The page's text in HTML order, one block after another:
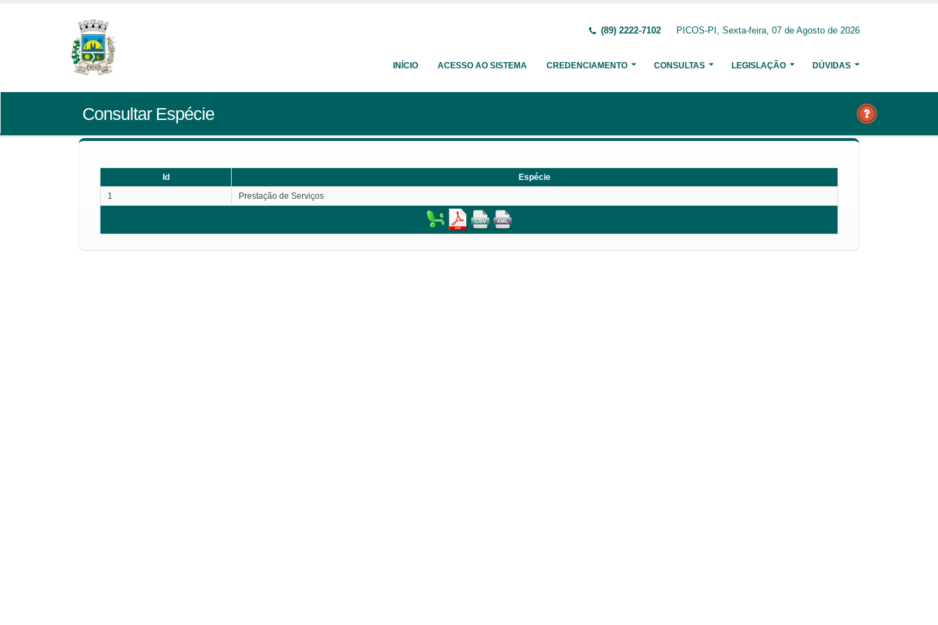
(89) 2222-7102 PICOS-PI, Sexta-feira, 07 de Agosto de 2026
INÍCIO ACESSO AO SISTEMA CREDENCIAMENTO CONSULTAS LEGISLAÇÃO DÚVIDAS
Consultar Espécie
Id
Espécie
1
Prestação de Serviços